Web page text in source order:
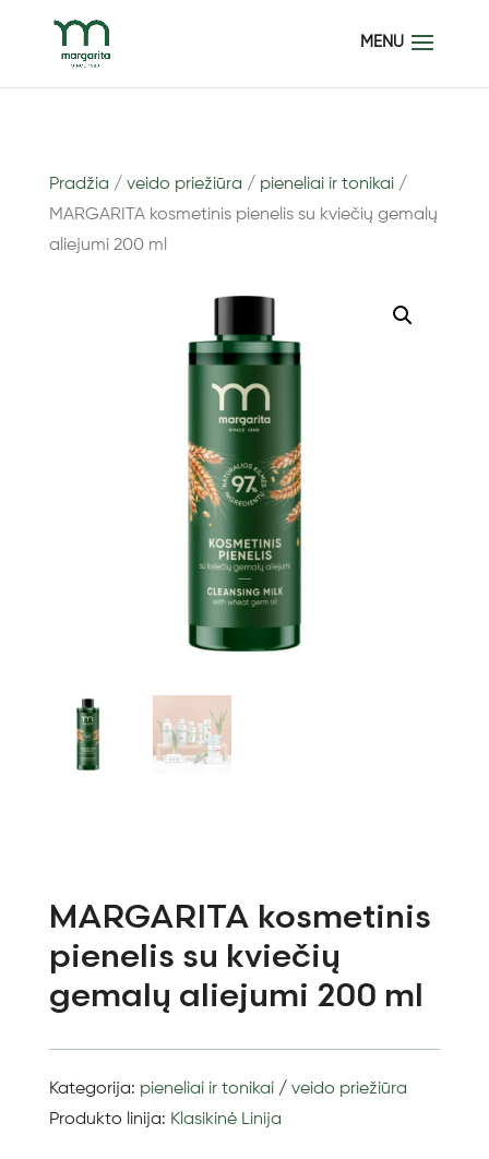
Pradžia / veido priežiūra / pieneliai ir tonikai/
MARGARITA kosmetinis pienelis su kviečių gemalų
aliejumi 200 ml
MARGARITA kosmetinis
pienelis su kviečių
gemalų aliejumi 200 ml
Kategorija: pieneliai ir tonikai/ veido priežiūra
Produkto linija: Klasikinė Linija